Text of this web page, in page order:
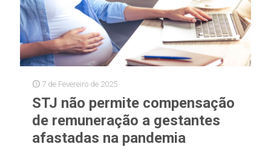
7 de Fevereiro de 2025
STJ não permite compensação
de remuneração a gestantes
afastadas na pandemia